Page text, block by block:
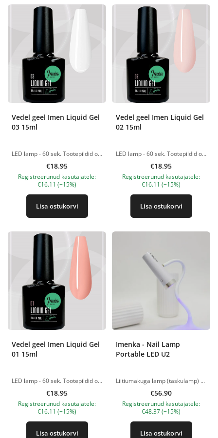
Vedel geel Imen Liquid Gel
03 15ml
LED lamp - 60 sek. Tootepildid on illustratiivsed. Küsimuste korral ootame alati Sinu meili nanatallinn@gmail.com
€18.95
Registreerunud kasutajatele:
€16.11 (−15%)
Lisa ostukorvi
Vedel geel Imen Liquid Gel
02 15ml
LED lamp - 60 sek. Tootepildid on illustratiivsed. Küsimuste korral ootame alati Sinu meili nanatallinn@gmail.com
€18.95
Registreerunud kasutajatele:
€16.11 (−15%)
Lisa ostukorvi
Vedel geel Imen Liquid Gel
01 15ml
LED lamp - 60 sek. Tootepildid on illustratiivsed. Küsimuste korral ootame alati Sinu meili nanatallinn@gmail.com
€18.95
Registreerunud kasutajatele:
€16.11 (−15%)
Lisa ostukorvi
Imenka - Nail Lamp
Portable LED U2
Liitiumakuga lamp (taskulamp) vahepealseks polümerisatsiooniks: peamised omadused ja eelised Kas otsite usaldusväärset ja mugavat lahendust polümeersete materjalide, nagu geelid, polügeelid, alused ja geellakid, vahepealseks polümerisatsiooniks? Esitleme teile liitiumakuga LED-lampi (taskulampi), mis vastab kõigile kaasaegsetele nõuetele. Peamised omadused: Võimsus: 3W Lainepikkus: 395-405 nm liitiumaku Taskulambi suurus: 34*101mm Aluse suurus: 118*320mm Mitmekülgne kasutamine: Taskulampi saab kasutada üksi või alusel, võimaldades valida erinevateks olukordadeks kõige mugavama lahenduse. Komplekt sisaldab kõike, mida vajate: pakendis on taskulambiga alus, C-tüüpi kaabel ja üksikasjalikud juhised, mis garanteerivad mugava kasutamise ja seadistamise. Pikk garantiiaeg: oleme oma toodete kvaliteedis kindlad, seega anname 3-kuulise garantii. See võimaldab teil olla kindel selle toote töökindluses ja vastupidavuses. Kompaktne ja stabiilne alus: Lambi põhi on kompaktne ja tagab suurepärase stabiilsuse. Tänu sellele tulete ilma täiendava abita iseseisvalt toime tippvormide küünepikendustega ja geeliotstega. Ärge jätke kasutamata võimalust osta vahepealseks polümerisatsiooniks liitiumakuga LED-lamp (taskulamp) ja nautige oma professionaalse maniküüri tulemusi igal ajal! Tootepildid on illustratiivsed. Küsimuste korral ootame alati Sinu meili nanatallinn@gmail.com
€56.90
Registreerunud kasutajatele:
€48.37 (−15%)
Lisa ostukorvi